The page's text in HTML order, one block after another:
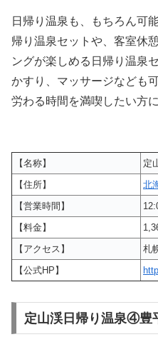
日帰り温泉も、もちろん可
帰り温泉セットや、客室休
ングが楽しめる日帰り温泉
かすり、マッサージなども
労わる時間を満喫したい方
【名称】
定
【住所】
北
【営業時間】
【料金】
【アクセス】
札
【公式HP】
定山渓日帰り温泉④豊